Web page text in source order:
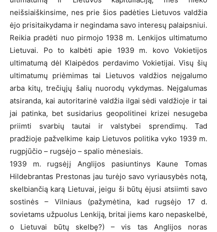
neišsiaiškinsime, nes prie šios padėties Lietuvos valdžia
ėjo prisitaikydama ir negindama savo interesų palaipsniui.
Reikia pradėti nuo pirmojo 1938 m. Lenkijos ultimatumo
Lietuvai. Po to kalbėti apie 1939 m. kovo Vokietijos
ultimatumą dėl Klaipėdos perdavimo Vokietijai. Visų šių
ultimatumų priėmimas tai Lietuvos valdžios neįgalumo
arba kitų, trečiųjų šalių nuorodų vykdymas. Neįgalumas
atsiranda, kai autoritarinė valdžia ilgai sėdi valdžioje ir tai
jai patinka, bet susidarius geopolitinei krizei nesugeba
priimti svarbių tautai ir valstybei sprendimų. Tad
pradžioje pažvelkime kaip Lietuvos politika vyko 1939 m.
rugpjūčio – rugsėjo – spalio mėnesiais.
1939 m. rugsėjį Anglijos pasiuntinys Kaune Tomas
Hildebrantas Prestonas jau turėjo savo vyriausybės notą,
skelbiančią karą Lietuvai, jeigu ši būtų ėjusi atsiimti savo
sostinės – Vilniaus (pažymėtina, kad rugsėjo 17 d.
sovietams užpuolus Lenkiją, britai jiems karo nepaskelbė,
o Lietuvai būtų skelbę?) – vis tas Anglijos noras